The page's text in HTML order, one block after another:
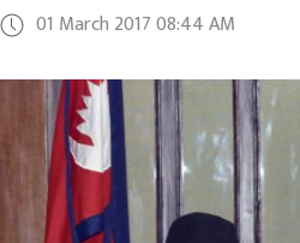
01 March 2017 08:44 AM